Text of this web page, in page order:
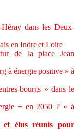
Héray dans les Deux-
en Indre et Loire
de la place Jean
à énergie positive » à
bourgs » dans le
+ en 2050 ? » à
et élus réunis pour